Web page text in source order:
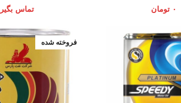
۰ تومان تماس
فروخته شده